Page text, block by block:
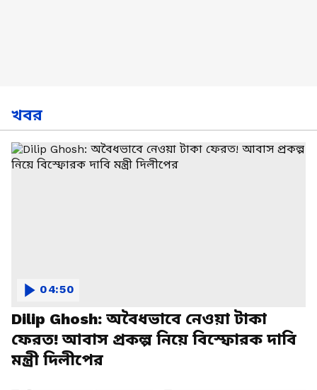
খবর
Dilip Ghosh: অবৈধভাবে নেওয়া টাকা
ফেরত! আবাস প্রকল্প নিয়ে বিস্ফোরক দাবি
মন্ত্রী দিলীপের
04:50